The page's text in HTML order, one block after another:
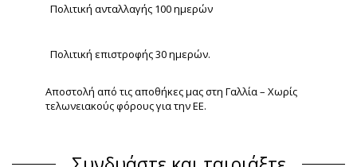
Πολιτική ανταλλαγής 100 ημερών
Πολιτική επιστροφής 30 ημερών.
Αποστολή από τις αποθήκες μας στη Γαλλία – Χωρίς
τελωνειακούς φόρους για την ΕΕ.